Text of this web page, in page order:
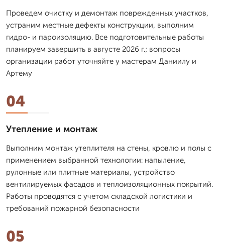
Проведем очистку и демонтаж поврежденных участков,
устраним местные дефекты конструкции, выполним
гидро- и пароизоляцию. Все подготовительные работы
планируем завершить в августе 2026 г.; вопросы
организации работ уточняйте у мастерам Даниилу и
Артему
04
Утепление и монтаж
Выполним монтаж утеплителя на стены, кровлю и полы с
применением выбранной технологии: напыление,
рулонные или плитные материалы, устройство
вентилируемых фасадов и теплоизоляционных покрытий.
Работы проводятся с учетом складской логистики и
требований пожарной безопасности
05